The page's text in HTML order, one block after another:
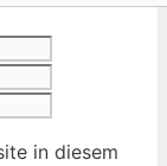
in diesem